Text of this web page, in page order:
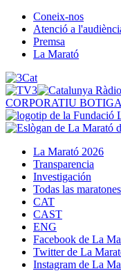
Coneix-nos
Atenció a
Premsa
La Marató
CORPORATIU BOTIGA
La Marató 2026
Transparencia
Investigación
Todas las maratones
CAT
CAST
ENG
Facebook de La
Twitter de La
Instagram de La